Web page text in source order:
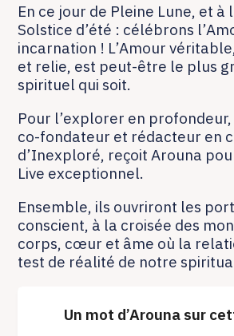
En ce jour de Pleine Lune, et à
Solstice d’été : célébrons
incarnation ! L’Amour
et relie, est peut-être le plus
spirituel qui soit.
Pour l’explorer en
co-fondateur et rédacteur en
d’Inexploré, reçoit Arouna
Live exceptionnel.
Ensemble, ils ouvriront les
conscient, à la croisée des
corps, cœur et âme où la
test de réalité de notre
Un mot d’Arouna sur